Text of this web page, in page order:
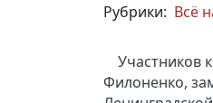
Рубрики: Всё
Участников
Филоненко,